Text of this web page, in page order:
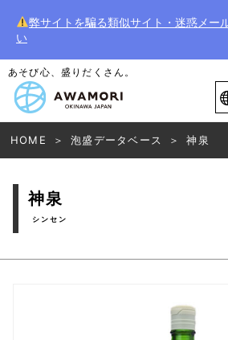
弊サイトを騙る類似サイト・迷惑メー
い
あそび心、盛りだくさん。
HOME 泡盛データベース 神泉
神泉
シンセン